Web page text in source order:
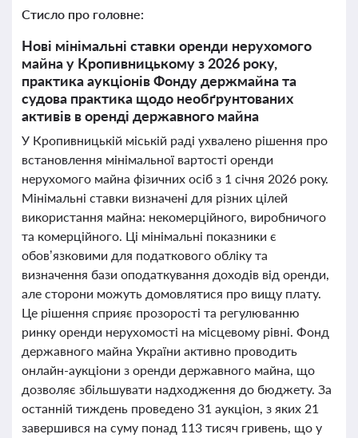
Стисло про головне:
Нові мінімальні ставки оренди нерухомого
майна у Кропивницькому з 2026 року,
практика аукціонів Фонду держмайна та
судова практика щодо необґрунтованих
активів в оренді державного майна
У Кропивницькій міській раді ухвалено рішення про
встановлення мінімальної вартості оренди
нерухомого майна фізичних осіб з 1 січня 2026 року.
Мінімальні ставки визначені для різних цілей
використання майна: некомерційного, виробничого
та комерційного. Ці мінімальні показники є
обов’язковими для податкового обліку та
визначення бази оподаткування доходів від оренди,
але сторони можуть домовлятися про вищу плату.
Це рішення сприяє прозорості та регулюванню
ринку оренди нерухомості на місцевому рівні. Фонд
державного майна України активно проводить
онлайн-аукціони з оренди державного майна, що
дозволяє збільшувати надходження до бюджету. За
останній тиждень проведено 31 аукціон, з яких 21
завершився на суму понад 113 тисяч гривень, що у